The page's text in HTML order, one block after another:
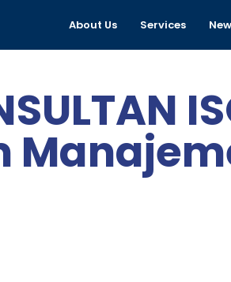
About Us Services